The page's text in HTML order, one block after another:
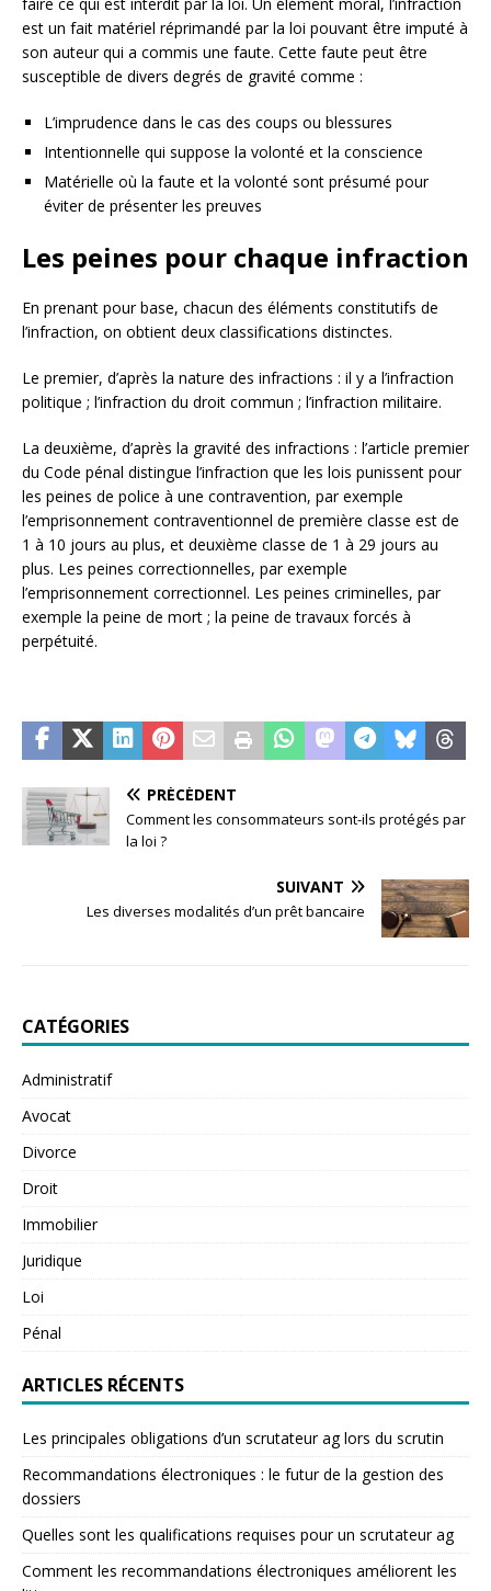
est un fait matériel réprimandé par la loi pouvant être imputé à
son auteur qui a commis une faute. Cette faute peut être
susceptible de divers degrés de gravité comme :
L’imprudence dans le cas des coups ou blessures
Intentionnelle qui suppose la volonté et la conscience
Matérielle où la faute et la volonté sont présumé pour
éviter de présenter les preuves
Les peines pour chaque infraction
En prenant pour base, chacun des éléments constitutifs de
l’infraction, on obtient deux classifications distinctes.
Le premier, d’après la nature des infractions : il y a l’infraction
politique ; l’infraction du droit commun ; l’infraction militaire.
La deuxième, d’après la gravité des infractions : l’article premier
du Code pénal distingue l’infraction que les lois punissent pour
les peines de police à une contravention, par exemple
l’emprisonnement contraventionnel de première classe est de
1 à 10 jours au plus, et deuxième classe de 1 à 29 jours au
plus. Les peines correctionnelles, par exemple
l’emprisonnement correctionnel. Les peines criminelles, par
exemple la peine de mort ; la peine de travaux forcés à
perpétuité.
PRÉCÉDENT
Comment les consommateurs sont-ils protégés par
la loi ?
SUIVANT
Les diverses modalités d’un prêt bancaire
CATÉGORIES
Administratif
Avocat
Divorce
Droit
Immobilier
Juridique
Loi
Pénal
ARTICLES RÉCENTS
Les principales obligations d’un scrutateur ag lors du scrutin
Recommandations électroniques : le futur de la gestion des
dossiers
Quelles sont les qualifications requises pour un scrutateur ag
Comment les recommandations électroniques améliorent les